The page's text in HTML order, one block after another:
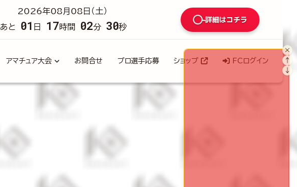
2026年08月08日（土）
あと
01 日 17時間 02分 29秒
詳細はコチラ
アマチュア大会 お問合せ プロ選手応募 ショップ FCログイン
×
↑
↓